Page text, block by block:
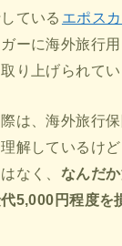
ている エポス
ーに海外旅行
り上げられてい
は、海外旅行
解しているけ
なく、 なんだ
5,000円程度を